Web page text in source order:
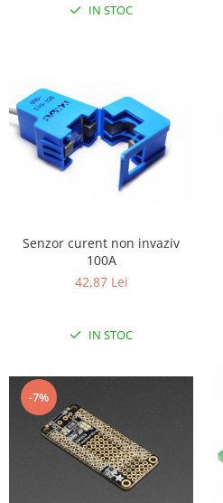
Datalogger
LCD
Module
Releu
Accesorii
Accesorii
Antene
Breadboard
IN STOC
Senzor curent non invaziv
100A
42,87 Lei
IN STOC
-7%